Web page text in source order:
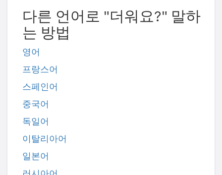
다른 언어로 "더워요?" 말하
는 방법
영어
프랑스어
스페인어
중국어
독일어
이탈리아어
일본어